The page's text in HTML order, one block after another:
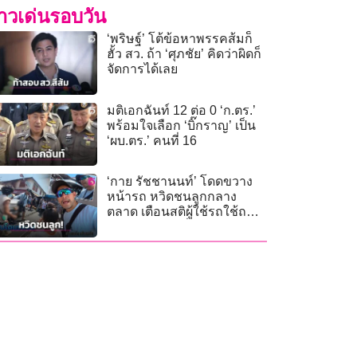
วเด่นรอบวัน
‘พริษฐ์’ โต้ข้อหาพรรคส้มก็
ฮั้ว สว. ถ้า ‘ศุภชัย’ คิดว่าผิดก็
จัดการได้เลย
มติเอกฉันท์ 12 ต่อ 0 ‘ก.ตร.’
พร้อมใจเลือก ‘บิ๊กราญ’ เป็น
‘ผบ.ตร.’ คนที่ 16
‘กาย รัชชานนท์’ โดดขวาง
หน้ารถ หวิดชนลูกกลาง
ตลาด เตือนสติผู้ใช้รถใช้ถนน